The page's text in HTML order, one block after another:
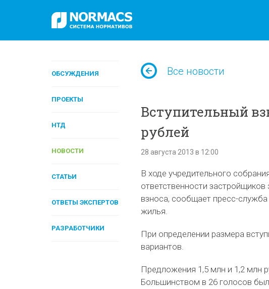
ОБСУЖДЕНИЯ
ПРОЕКТЫ
НТД
НОВОСТИ
СТАТЬИ
ОТВЕТЫ ЭКСПЕРТОВ
РАЗРАБОТЧИКИ
Все новости
Вступительный
рублей
28 августа 2013 в 12:00
В ходе учредительного
ответственности
взноса, сообщает пресс-
жилья.
При определении размера
вариантов.
Предложения 1,5 млн и 1,2 млн
Большинством в 26 голосов